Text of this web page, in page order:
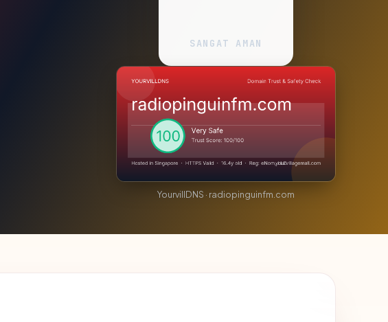
SANGAT AMAN
YourvillDNS · radiopinguinfm.com